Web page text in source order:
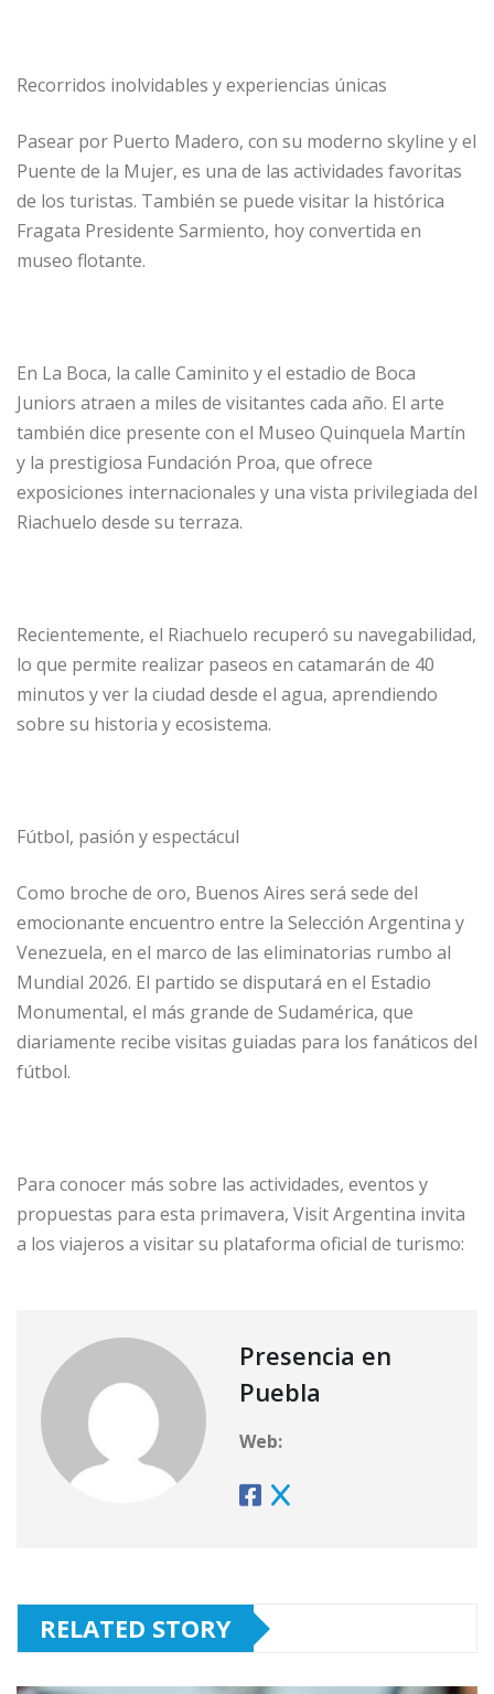
Recorridos inolvidables y experiencias únicas
Pasear por Puerto Madero, con su moderno skyline y el
Puente de la Mujer, es una de las actividades favoritas
de los turistas. También se puede visitar la histórica
Fragata Presidente Sarmiento, hoy convertida en
museo flotante.
En La Boca, la calle Caminito y el estadio de Boca
Juniors atraen a miles de visitantes cada año. El arte
también dice presente con el Museo Quinquela Martín
y la prestigiosa Fundación Proa, que ofrece
exposiciones internacionales y una vista privilegiada del
Riachuelo desde su terraza.
Recientemente, el Riachuelo recuperó su navegabilidad,
lo que permite realizar paseos en catamarán de 40
minutos y ver la ciudad desde el agua, aprendiendo
sobre su historia y ecosistema.
Fútbol, pasión y espectácul
Como broche de oro, Buenos Aires será sede del
emocionante encuentro entre la Selección Argentina y
Venezuela, en el marco de las eliminatorias rumbo al
Mundial 2026. El partido se disputará en el Estadio
Monumental, el más grande de Sudamérica, que
diariamente recibe visitas guiadas para los fanáticos del
fútbol.
Para conocer más sobre las actividades, eventos y
propuestas para esta primavera, Visit Argentina invita
a los viajeros a visitar su plataforma oficial de turismo:
Presencia en
Puebla
Web:
RELATED STORY